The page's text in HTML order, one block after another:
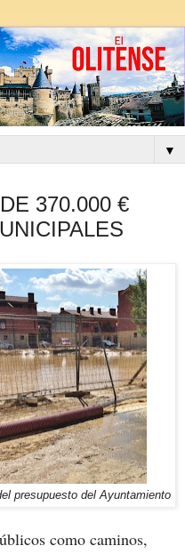
▼
370.000 €
presupuesto del Ayuntamiento
como caminos,